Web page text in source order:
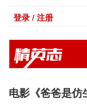
登录 / 注册
电影《爸爸是仿